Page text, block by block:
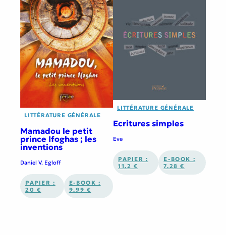
LITTÉRATURE GÉNÉRALE
Mamadou le petit
prince Ifoghas ; les
inventions
Daniel V. Egloff
PAPIER :
20 €
E-BOOK :
9.99 €
LITTÉRATURE GÉNÉRALE
Ecritures simples
Eve
PAPIER :
11.2 €
E-BOOK :
7.28 €